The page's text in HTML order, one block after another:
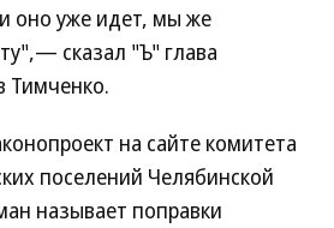
оно уже идет, мы же
сказал "Ъ" глава
Тимченко.
на сайте комитета
поселений Челябинской
называет поправки